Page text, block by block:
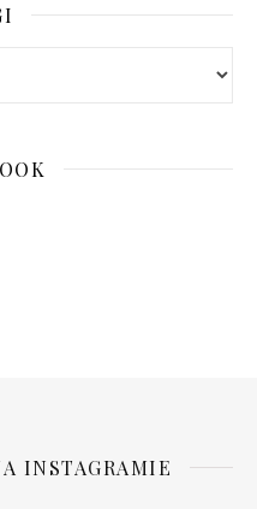
INSTAGRAMIE